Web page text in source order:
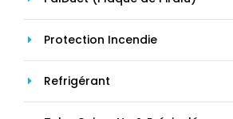
Protection Incendie
Refrigérant